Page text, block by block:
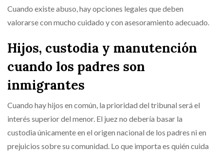
Cuando existe abuso, hay opciones legales que deben
valorarse con mucho cuidado y con asesoramiento adecuado.
Hijos, custodia y manutención
cuando los padres son
inmigrantes
Cuando hay hijos en común, la prioridad del tribunal será el
interés superior del menor. El juez no debería basar la
custodia únicamente en el origen nacional de los padres ni en
prejuicios sobre su comunidad. Lo que importa es quién cuida